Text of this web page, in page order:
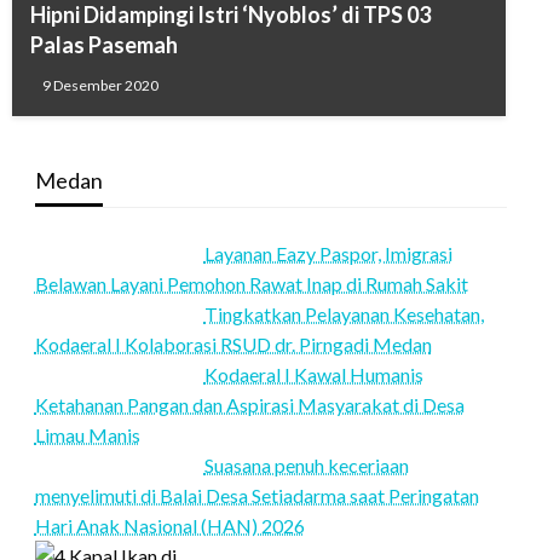
Hipni Didampingi Istri ‘Nyoblos’ di TPS 03
Palas Pasemah
9 Desember 2020
Medan
Layanan Eazy Paspor, Imigrasi
Belawan Layani Pemohon Rawat Inap di Rumah Sakit
Tingkatkan Pelayanan Kesehatan,
Kodaeral I Kolaborasi RSUD dr. Pirngadi Medan‎
Kodaeral I Kawal Humanis
Ketahanan Pangan dan Aspirasi Masyarakat di Desa
Limau Manis
Suasana penuh keceriaan
menyelimuti di Balai Desa Setiadarma saat Peringatan
Hari Anak Nasional (HAN) 2026